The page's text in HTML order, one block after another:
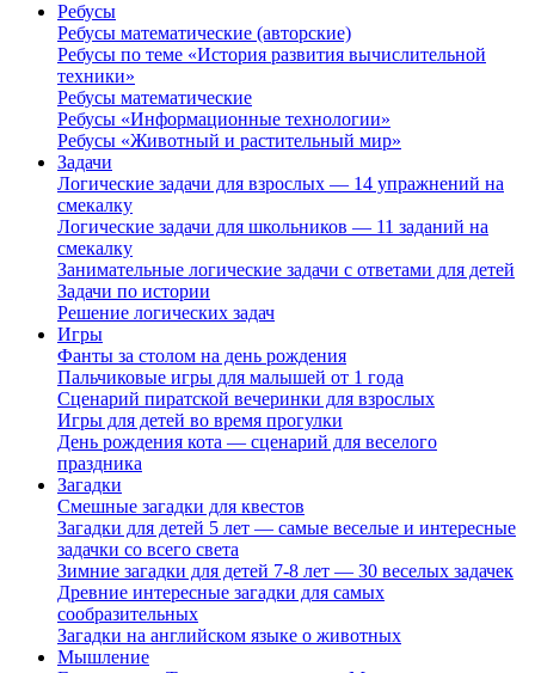
Ребусы
Ребусы математические (авторские)
Ребусы по теме «История развития вычислительной
техники»
Ребусы математические
Ребусы «Информационные технологии»
Ребусы «Животный и растительный мир»
Задачи
Логические задачи для взрослых — 14 упражнений на
смекалку
Логические задачи для школьников — 11 заданий на
смекалку
Занимательные логические задачи с ответами для детей
Задачи по истории
Решение логических задач
Игры
Фанты за столом на день рождения
Пальчиковые игры для малышей от 1 года
Сценарий пиратской вечеринки для взрослых
Игры для детей во время прогулки
День рождения кота — сценарий для веселого
праздника
Загадки
Смешные загадки для квестов
Загадки для детей 5 лет — самые веселые и интересные
задачки со всего света
Зимние загадки для детей 7-8 лет — 30 веселых задачек
Древние интересные загадки для самых
сообразительных
Загадки на английском языке о животных
Мышление